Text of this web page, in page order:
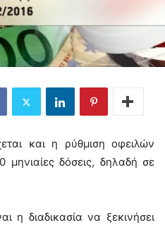
και η ρύθμιση οφειλών
δόσεις, δηλαδή σε
η διαδικασία να ξεκινήσει